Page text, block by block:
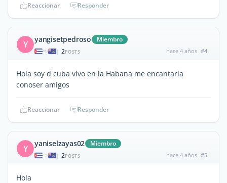
Reaccionar Responder
Y yangisetpedroso Miembro
| 2POSTS hace 4 años #4
Hola soy d cuba vivo en la Habana me encantaria
conoser amigos
Reaccionar Responder
Y yaniselzayas02 Miembro
| 2POSTS hace 4 años #5
Hola